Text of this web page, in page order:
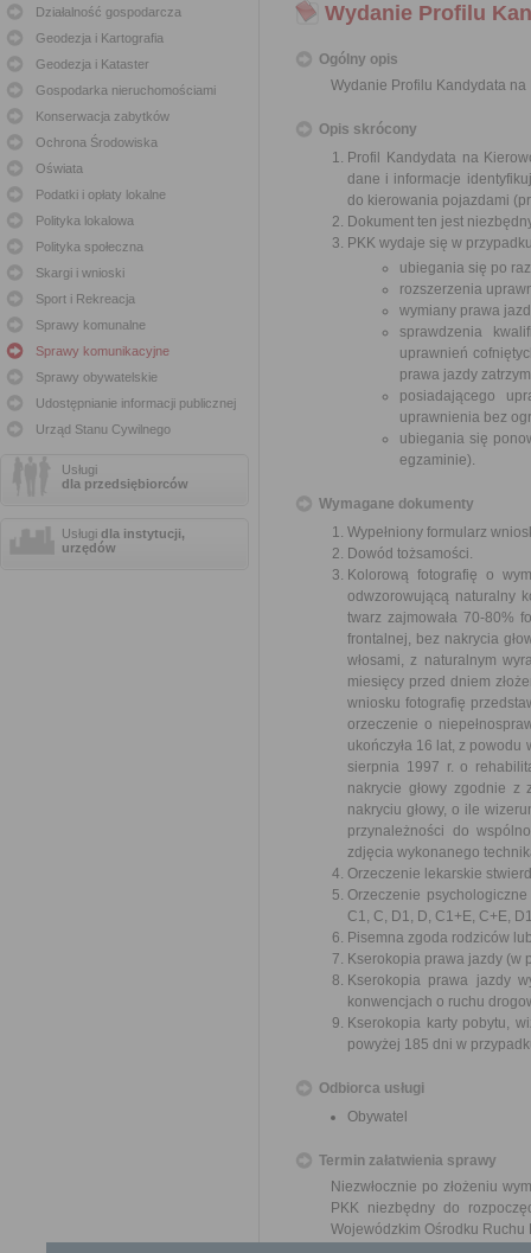
Działalność gospodarcza
Geodezja i Kartografia
Geodezja i Kataster
Gospodarka nieruchomościami
Konserwacja zabytków
Ochrona Środowiska
Oświata
Podatki i opłaty lokalne
Polityka lokalowa
Polityka społeczna
Skargi i wnioski
Sport i Rekreacja
Sprawy komunalne
Sprawy komunikacyjne
Sprawy obywatelskie
Udostępnianie informacji publicznej
Urząd Stanu Cywilnego
Usługi
dla przedsiębiorców
Usługi dla instytucji,
urzędów
Wydanie Profilu
Ogólny opis
Wydanie Profilu Kandydata na
Opis skrócony
Profil Kandydata na
dane i informacje
do kierowania pojazdami
Dokument ten jest
PKK wydaje się w
ubiegania się po
rozszerzenia
wymiany prawa
sprawdzenia
uprawnień
prawa jazdy
posiadającego
uprawnienia bez
ubiegania się
egzaminie).
Wymagane dokumenty
Wypełniony formularz
Dowód tożsamości.
Kolorową fotografię o
odwzorowującą naturalny
twarz zajmowała 70-80%
frontalnej, bez nakrycia
włosami, z naturalnym
miesięcy przed dniem
wniosku fotografię
orzeczenie o
ukończyła 16 lat, z
sierpnia 1997 r. o
nakrycie głowy zgodnie z
nakryciu głowy, o ile
przynależności do
zdjęcia wykonanego
Orzeczenie lekarskie
Orzeczenie
C1, C, D1, D, C1+E, C+E,
Pisemna zgoda rodziców
Kserokopia prawa jazdy (w
Kserokopia prawa jazdy
konwencjach o ruchu
Kserokopia karty pobytu,
powyżej 185 dni w
Odbiorca usługi
Obywatel
Termin załatwienia sprawy
Niezwłocznie po złożeniu
PKK niezbędny do
Wojewódzkim Ośrodku Ruchu